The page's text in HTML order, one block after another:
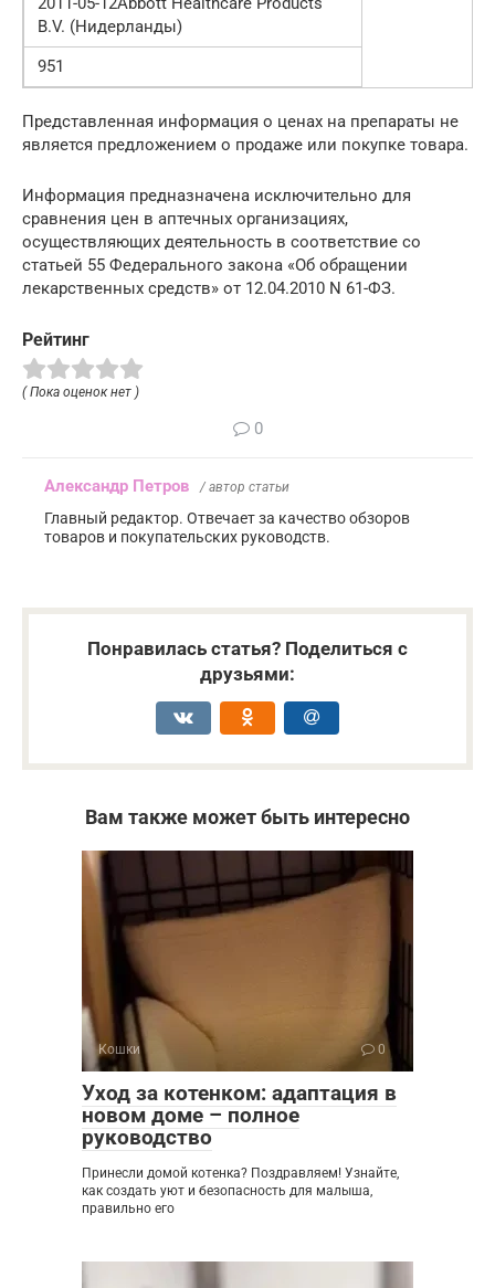
B.V. (Нидерланды)
951
Представленная информация о ценах на препараты не
является предложением о продаже или покупке товара.
Информация предназначена исключительно для
сравнения цен в аптечных организациях,
осуществляющих деятельность в соответствие со
статьей 55 Федерального закона «Об обращении
лекарственных средств» от 12.04.2010 N 61-ФЗ.
Рейтинг
( Пока оценок нет )
0
Александр Петров / автор статьи
Главный редактор. Отвечает за качество обзоров
товаров и покупательских руководств.
Понравилась статья? Поделиться с
друзьями:
Вам также может быть интересно
Кошки 0
Уход за котенком: адаптация в
новом доме – полное
руководство
Принесли домой котенка? Поздравляем! Узнайте,
как создать уют и безопасность для малыша,
правильно его